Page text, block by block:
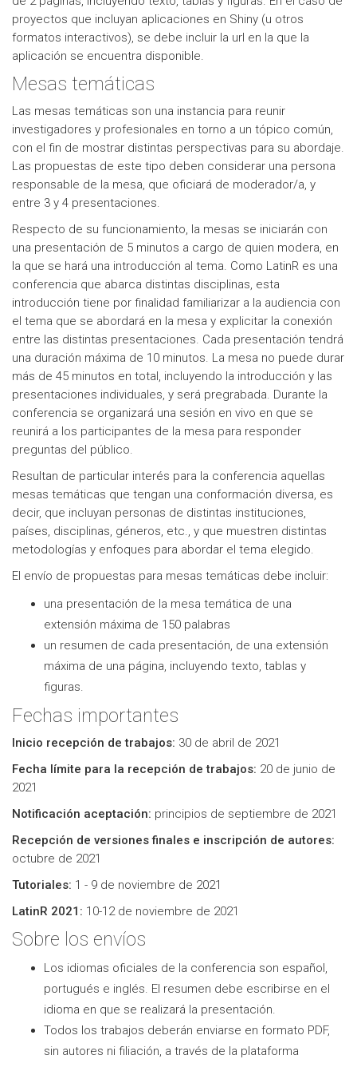
proyectos que incluyan aplicaciones en Shiny (u otros
formatos interactivos), se debe incluir la url en la que la
aplicación se encuentra disponible.
Mesas temáticas
Las mesas temáticas son una instancia para reunir
investigadores y profesionales en torno a un tópico común,
con el fin de mostrar distintas perspectivas para su abordaje.
Las propuestas de este tipo deben considerar una persona
responsable de la mesa, que oficiará de moderador/a, y
entre 3 y 4 presentaciones.
Respecto de su funcionamiento, la mesas se iniciarán con
una presentación de 5 minutos a cargo de quien modera, en
la que se hará una introducción al tema. Como LatinR es una
conferencia que abarca distintas disciplinas, esta
introducción tiene por finalidad familiarizar a la audiencia con
el tema que se abordará en la mesa y explicitar la conexión
entre las distintas presentaciones. Cada presentación tendrá
una duración máxima de 10 minutos. La mesa no puede durar
más de 45 minutos en total, incluyendo la introducción y las
presentaciones individuales, y será pregrabada. Durante la
conferencia se organizará una sesión en vivo en que se
reunirá a los participantes de la mesa para responder
preguntas del público.
Resultan de particular interés para la conferencia aquellas
mesas temáticas que tengan una conformación diversa, es
decir, que incluyan personas de distintas instituciones,
países, disciplinas, géneros, etc., y que muestren distintas
metodologías y enfoques para abordar el tema elegido.
El envío de propuestas para mesas temáticas debe incluir:
una presentación de la mesa temática de una
extensión máxima de 150 palabras
un resumen de cada presentación, de una extensión
máxima de una página, incluyendo texto, tablas y
figuras.
Fechas importantes
Inicio recepción de trabajos: 30 de abril de 2021
Fecha límite para la recepción de trabajos: 20 de junio de
2021
Notificación aceptación: principios de septiembre de 2021
Recepción de versiones finales e inscripción de autores:
octubre de 2021
Tutoriales: 1 - 9 de noviembre de 2021
LatinR 2021: 10-12 de noviembre de 2021
Sobre los envíos
Los idiomas oficiales de la conferencia son español,
portugués e inglés. El resumen debe escribirse en el
idioma en que se realizará la presentación.
Todos los trabajos deberán enviarse en formato PDF,
sin autores ni filiación, a través de la plataforma